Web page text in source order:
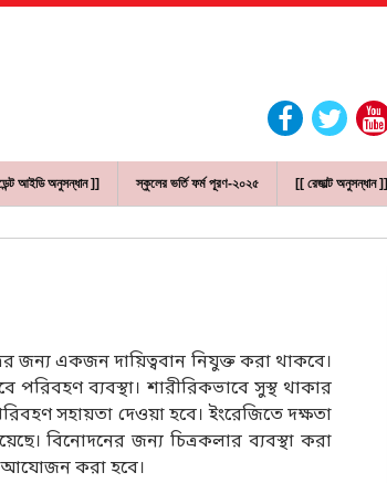
আইডি অনুসন্ধান ]] স্কুলের ভর্তি ফর্ম পূরণ-২০২৫ [[ রেজাল্ট অনুসন্ধান ]]
জন্য একজন দায়িত্ববান নিযুক্ত করা থাকবে।
ব্যবস্থা। শারীরিকভাবে সুস্থ থাকার
সহায়তা দেওয়া হবে। ইংরেজিতে দক্ষতা
বিনোদনের জন্য চিত্রকলার ব্যবস্থা করা
আযোজন করা হবে।